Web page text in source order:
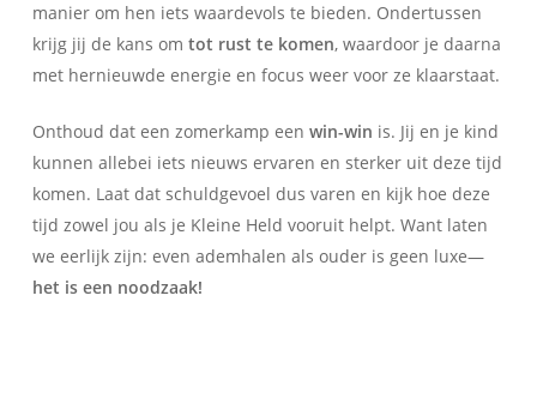
manier om hen iets waardevols te bieden. Ondertussen
krijg jij de kans om tot rust te komen, waardoor je daarna
met hernieuwde energie en focus weer voor ze klaarstaat.
Onthoud dat een zomerkamp een win-win is. Jij en je kind
kunnen allebei iets nieuws ervaren en sterker uit deze tijd
komen. Laat dat schuldgevoel dus varen en kijk hoe deze
tijd zowel jou als je Kleine Held vooruit helpt. Want laten
we eerlijk zijn: even ademhalen als ouder is geen luxe—
het is een noodzaak!